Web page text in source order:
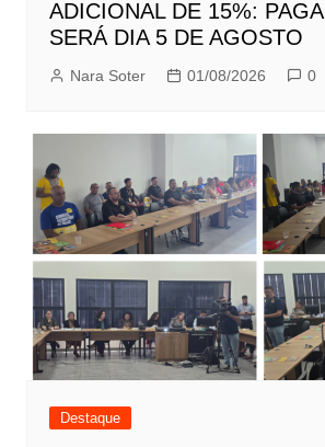
ADICIONAL DE 15%:
SERÁ DIA 5 DE AGOSTO
Nara Soter 01/08/2026 0
Destaque